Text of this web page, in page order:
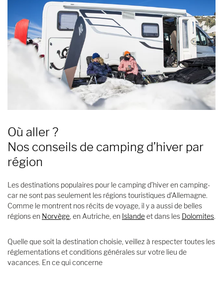
Où aller ?
Nos conseils de camping d’hiver par
région
Les destinations populaires pour le camping d’hiver en camping-
car ne sont pas seulement les régions touristiques d’Allemagne.
Comme le montrent nos récits de voyage, il y a aussi de belles
régions en Norvège, en Autriche, en Islandeet dans les Dolomites.
Quelle que soit la destination choisie, veillez à respecter toutes les
réglementations et conditions générales sur votre lieu de
vacances. En ce qui concerne